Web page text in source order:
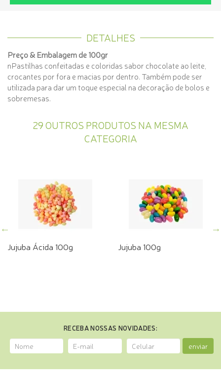
DETALHES
Preço & Embalagem de 100gr
nPastilhas confeitadas e coloridas sabor chocolate ao leite,
crocantes por fora e macias por dentro. Também pode ser
utilizada para dar um toque especial na decoração de bolos e
sobremesas.
29 OUTROS PRODUTOS NA MESMA
CATEGORIA
Jujuba Ácida 100g Jujuba 100g
RECEBA NOSSAS NOVIDADES:
enviar